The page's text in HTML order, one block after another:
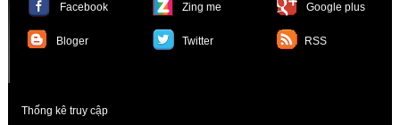
Facebook Zing me Google plus
Bloger Twitter RSS
Thống kê truy cập